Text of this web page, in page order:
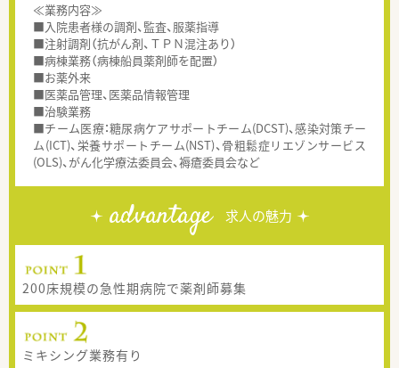
≪業務内容≫
■入院患者様の調剤、監査、服薬指導
■注射調剤（抗がん剤、ＴＰＮ混注あり）
■病棟業務（病棟船員薬剤師を配置）
■お薬外来
■医薬品管理、医薬品情報管理
■治験業務
■チーム医療：糖尿病ケアサポートチーム(DCST)、感染対策チー
ム(ICT)、栄養サポートチーム(NST)、骨粗鬆症リエゾンサービス
(OLS)、がん化学療法委員会、褥瘡委員会など
advantage 求人の魅力
200床規模の急性期病院で薬剤師募集
ミキシング業務有り